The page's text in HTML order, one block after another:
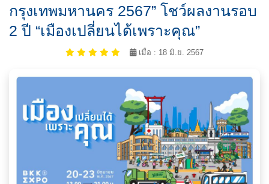
กรุงเทพมหานคร 2567” โชว์ผลงานรอบ
2 ปี “เมืองเปลี่ยนได้เพราะคุณ”
เมื่อ : 18 มิ.ย. 2567